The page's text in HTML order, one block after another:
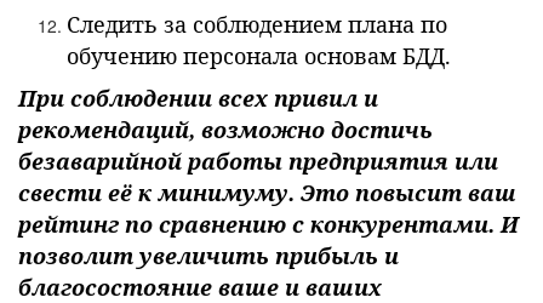
Следить за соблюдением плана по
обучению персонала основам БДД.
При соблюдении всех привил и
рекомендаций, возможно достичь
безаварийной работы предприятия или
свести её к минимуму. Это повысит ваш
рейтинг по сравнению с конкурентами. И
позволит увеличить прибыль и
благосостояние ваше и ваших